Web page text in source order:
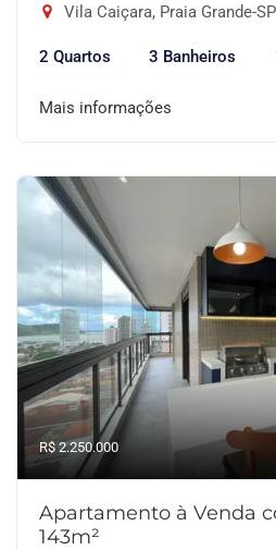
Vila Caiçara, Praia Grande-SP
2 Quartos 3 Banheiros
Mais informações
R$ 2.250.000
Apartamento à Venda
143m²